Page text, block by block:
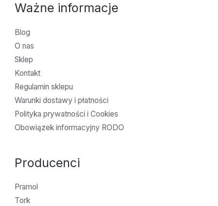
Ważne informacje
Blog
O nas
Sklep
Kontakt
Regulamin sklepu
Warunki dostawy i płatności
Polityka prywatności i Cookies
Obowiązek informacyjny RODO
Producenci
Pramol
Tork